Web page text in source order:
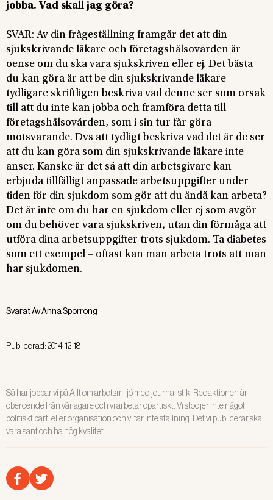
jobba. Vad skall jag göra?
SVAR: Av din frågeställning framgår det att din
sjukskrivande läkare och företagshälsovården är
oense om du ska vara sjukskriven eller ej. Det bästa
du kan göra är att be din sjukskrivande läkare
tydligare skriftligen beskriva vad denne ser som orsak
till att du inte kan jobba och framföra detta till
företagshälsovården, som i sin tur får göra
motsvarande. Dvs att tydligt beskriva vad det är de ser
att du kan göra som din sjukskrivande läkare inte
anser. Kanske är det så att din arbetsgivare kan
erbjuda tillfälligt anpassade arbetsuppgifter under
tiden för din sjukdom som gör att du ändå kan arbeta?
Det är inte om du har en sjukdom eller ej som avgör
om du behöver vara sjukskriven, utan din förmåga att
utföra dina arbetsuppgifter trots sjukdom. Ta diabetes
som ett exempel – oftast kan man arbeta trots att man
har sjukdomen.
Svarat AvAnna Sporrong
Publicerad:2014-12-18
Så här jobbar vi på Allt om arbetsmiljö med journalistik. Redaktionen är
oberoende från vår ägare och vi arbetar opartiskt. Vi stödjer inte något
politiskt parti eller organisation och vi tar inte ställning. Det vi publicerar ska
vara sant och ha hög kvalitet.